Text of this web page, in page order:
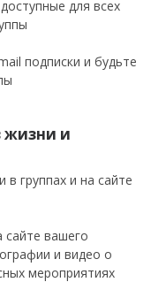
для всех
подписки и будьте
жизни и
группах и на сайте
сайте вашего
и видео о
мероприятиях